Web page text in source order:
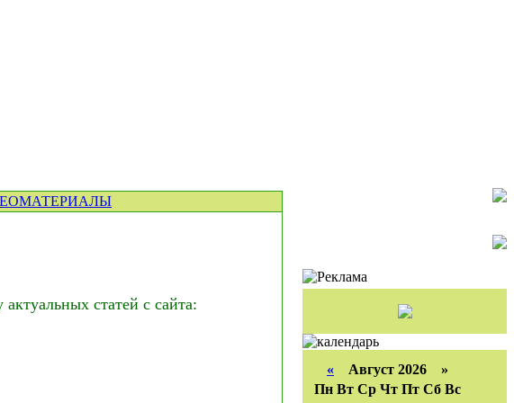
статей с сайта:
« Август 2026 »
Пн Вт Ср Чт Пт Сб Вс